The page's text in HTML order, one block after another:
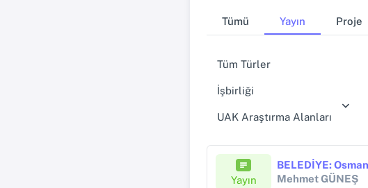
Tümü Yayın Proje
Tüm Türler
İşbirliği
UAK Araştırma Alanları
Yayın
BELEDİYE:
Mehmet GÜNEŞ